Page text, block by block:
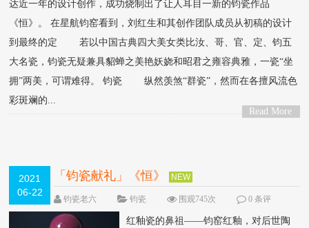
达近一年的设计创作，成功烧制出了让人耳目一新的钧瓷作品
《恒》。 在星航钧窑看到，刘红生和其创作团队成员从初稿的设计
到最终的定 若以中国古典四大美女类比汝、哥、官、定、钧五
大名瓷，钧瓷无疑兼具貂蝉之美艳妖娆和昭君之雍容典雅，一瓷“坐
拥”两美，可谓难得。 钧瓷 纵然羡煞“群瓷”，然而在各擅风流色
彩斑斓的...
Read More
2021
06-22
「钧瓷献礼」《恒》 NEW
钧瓷老六 钧瓷 围观745次
0 条评
论
红釉瓷的鼻祖——钧窑红釉，对后世陶